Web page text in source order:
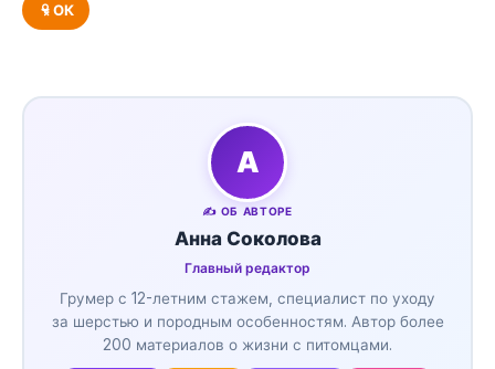
ОК
А
✍️ ОБ АВТОРЕ
Анна Соколова
Главный редактор
Грумер с 12-летним стажем, специалист по уходу
за шерстью и породным особенностям. Автор более
200 материалов о жизни с питомцами.